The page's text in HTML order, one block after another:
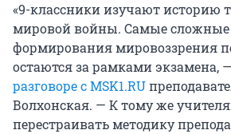
«9-классники изучают историю
мировой войны. Самые
формирования мировоззрения
остаются за рамками экзамена,
разговоре с MSK1.RU
Волхонская. — К тому же
перестраивать методику